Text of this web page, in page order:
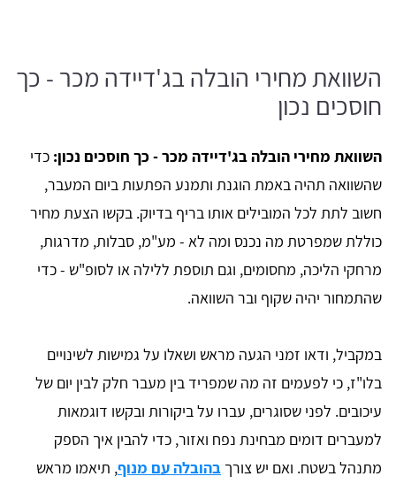
השוואת מחירי הובלה בג'דיידה מכר - כך
חוסכים נכון
השוואת מחירי הובלה בג'דיידה מכר - כך חוסכים נכון: כדי
שהשוואה תהיה באמת הוגנת ותמנע הפתעות ביום המעבר,
חשוב לתת לכל המובילים אותו בריף בדיוק. בקשו הצעת מחיר
כוללת שמפרטת מה נכנס ומה לא - מע"מ, סבלות, מדרגות,
מרחקי הליכה, מחסומים, וגם תוספת ללילה או לסופ"ש - כדי
שהתמחור יהיה שקוף ובר השוואה.
במקביל, ודאו זמני הגעה מראש ושאלו על גמישות לשינויים
בלו"ז, כי לפעמים זה מה שמפריד בין מעבר חלק לבין יום של
עיכובים. לפני שסוגרים, עברו על ביקורות ובקשו דוגמאות
למעברים דומים מבחינת נפח ואזור, כדי להבין איך הספק
מתנהל בשטח. ואם יש צורך בהובלה עם מנוף, תיאמו מראש